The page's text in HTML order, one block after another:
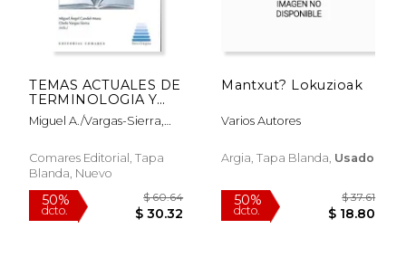
TEMAS ACTUALES DE
TERMINOLOGIA Y
ESTUDIOS SOBRE EL
LEXICO
Miguel A./Vargas-Sierra,
Comares Editorial, Tapa
Blanda, Nuevo
Mantxut? Lokuzioak
Varios Autores
Argia, Tapa Blanda, Usado